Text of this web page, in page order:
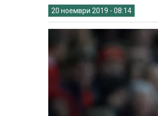
20 ноември 2019 - 08:14